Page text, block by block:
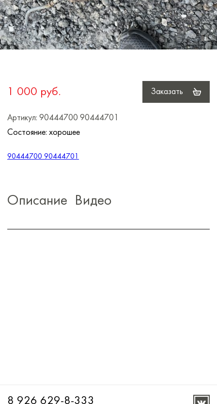
1 000 руб. Заказать
Артикул: 90444700 90444701
Состояние: хорошее
90444700 90444701
Описание Видео
8 926 629-8-333